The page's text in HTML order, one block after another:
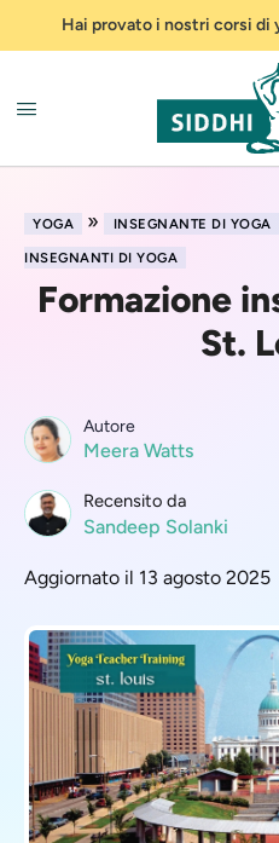
Hai provato i nostri corsi di
YOGA » INSEGNANTE DI YOGA
INSEGNANTI DI YOGA
Formazione
St.
Autore
Meera Watts
Recensito da
Sandeep Solanki
Aggiornato il 13 agosto 2025